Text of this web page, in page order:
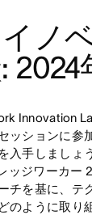
ノ
2024
Innovation
ッションに参
入手しましょ
ッジワーカー
チを基に、テ
のように取り